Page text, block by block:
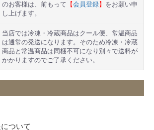
のお客様は、前もって 【会員登録】 をお願い申
し上げます。
当店では冷凍・冷蔵商品はクール便、常温商品
は通常の発送になります。そのため冷凍・冷蔵
商品と常温商品は同梱不可になり別々で送料が
かかりますのでご了承ください。
ついて